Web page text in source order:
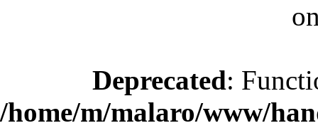
Deprecated:
/home/m/malaro/www/